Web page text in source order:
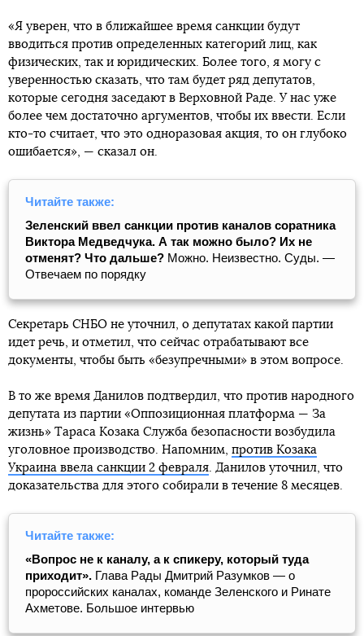
«Я уверен, что в ближайшее время санкции будут
вводиться против определенных категорий лиц, как
физических, так и юридических. Более того, я могу с
уверенностью сказать, что там будет ряд депутатов,
которые сегодня заседают в Верховной Раде. У нас уже
более чем достаточно аргументов, чтобы их ввести. Если
кто-то считает, что это одноразовая акция, то он глубоко
ошибается», — сказал он.
Читайте также:
Зеленский ввел санкции против каналов соратника
Виктора Медведчука. А так можно было? Их не
отменят? Что дальше? Можно. Неизвестно. Суды. —
Отвечаем по порядку
Секретарь СНБО не уточнил, о депутатах какой партии
идет речь, и отметил, что сейчас отрабатывают все
документы, чтобы быть «безупречными» в этом вопросе.
В то же время Данилов подтвердил, что против народного
депутата из партии «Оппозиционная платформа — За
жизнь» Тараса Козака Служба безопасности возбудила
уголовное производство. Напомним, против Козака
Украина ввела санкции 2 февраля. Данилов уточнил, что
доказательства для этого собирали в течение 8 месяцев.
Читайте также:
«Вопрос не к каналу, а к спикеру, который туда
приходит». Глава Рады Дмитрий Разумков — о
пророссийских каналах, команде Зеленского и Ринате
Ахметове. Большое интервью